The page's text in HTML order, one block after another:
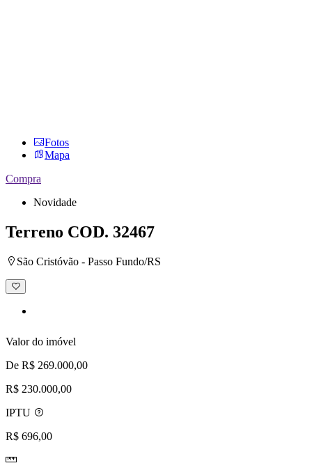
Fotos
Mapa
Compra
Novidade
Terreno COD. 32467
São Cristóvão - Passo Fundo/RS
Adicionar
à
Valor do imóvel
De R$ 269.000,00
R$ 230.000,00
IPTU
R$ 696,00